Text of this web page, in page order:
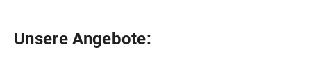
Unsere Angebote: